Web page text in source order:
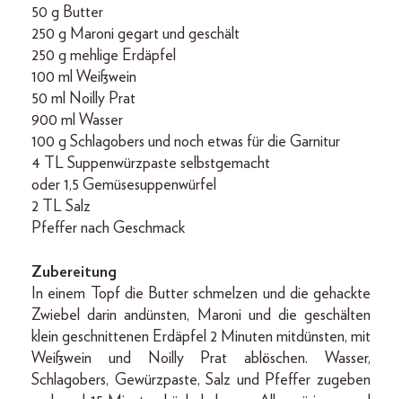
50 g Butter
250 g Maroni gegart und geschält
250 g mehlige Erdäpfel
100 ml Weißwein
50 ml Noilly Prat
900 ml Wasser
100 g Schlagobers und noch etwas für die Garnitur
4 TL Suppenwürzpaste selbstgemacht
oder 1,5 Gemüsesuppenwürfel
2 TL Salz
Pfeffer nach Geschmack
Zubereitung
In einem Topf die Butter schmelzen und die gehackte
Zwiebel darin andünsten, Maroni und die geschälten
klein geschnittenen Erdäpfel 2 Minuten mitdünsten, mit
Weißwein und Noilly Prat ablöschen. Wasser,
Schlagobers, Gewürzpaste, Salz und Pfeffer zugeben